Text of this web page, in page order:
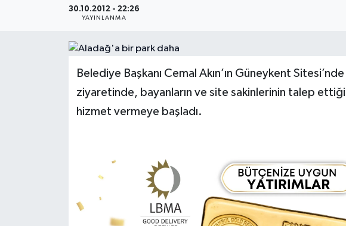
30.10.2012 - 22:26
YAYINLANMA
Belediye Başkanı Cemal Akın’ın Güneykent
ziyaretinde, bayanların ve site sakinlerinin talep
hizmet vermeye başladı.
Sivil Toplum